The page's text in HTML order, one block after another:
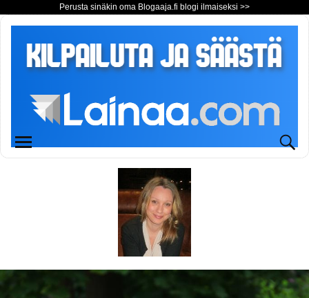
Perusta sinäkin oma Blogaaja.fi blogi ilmaiseksi >>